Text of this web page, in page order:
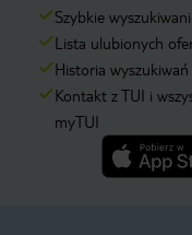
Szybkie
Lista ulubionych
Historia
Kontakt z TUI i
myTUI